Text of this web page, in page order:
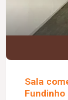
locatário.
Sala
Fundinho